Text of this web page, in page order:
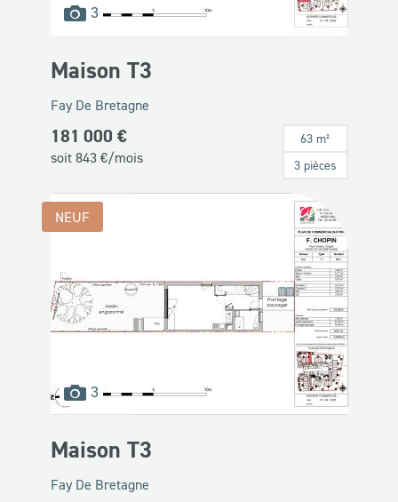
3images
Maison T3
Fay De Bretagne
181 000 €
soit 843€/mois
63 m²
3 pièces
3images
disponibles
NEUF
Maison T3
Fay De Bretagne